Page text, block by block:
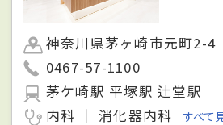
神奈川県茅ヶ崎市元町2-
0467-57-1100
茅ケ崎駅 平塚駅 辻堂駅
内科
消化器内科 すべて